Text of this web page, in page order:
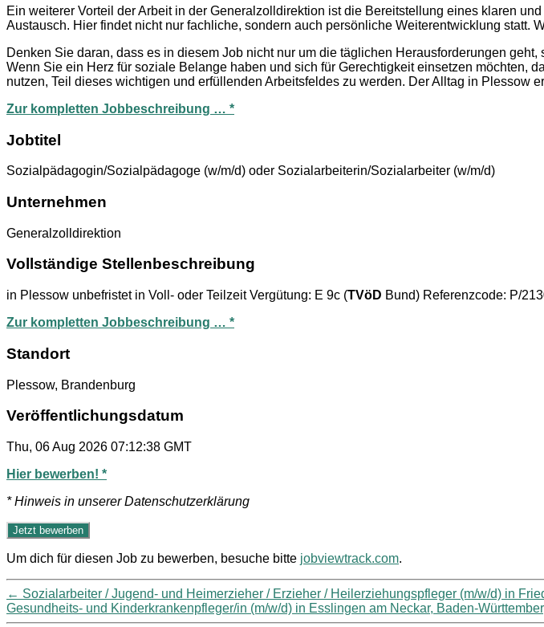
Ein weiterer Vorteil der Arbeit in der Generalzolldirektion ist die Bereitstellung eines klaren
Austausch. Hier findet nicht nur fachliche, sondern auch persönliche Weiterentwicklung
Denken Sie daran, dass es in diesem Job nicht nur um die täglichen Herausforderungen
Wenn Sie ein Herz für soziale Belange haben und sich für Gerechtigkeit einsetzen möchten,
nutzen, Teil dieses wichtigen und erfüllenden Arbeitsfeldes zu werden. Der Alltag in Plessow
Zur kompletten Jobbeschreibung … *
Jobtitel
Sozialpädagogin/Sozialpädagoge (w/m/d) oder Sozialarbeiterin/Sozialarbeiter (w/m/d)
Unternehmen
Generalzolldirektion
Vollständige Stellenbeschreibung
in Plessow unbefristet in Voll- oder Teilzeit Vergütung: E 9c (TVöD Bund) Referenzcode: P/
Zur kompletten Jobbeschreibung … *
Standort
Plessow, Brandenburg
Veröffentlichungsdatum
Thu, 06 Aug 2026 07:12:38 GMT
Hier bewerben! *
* Hinweis in unserer Datenschutzerklärung
Um dich für diesen Job zu bewerben, besuche bitte jobviewtrack.com.
← Sozialarbeiter / Jugend- und Heimerzieher / Erzieher / Heilerziehungspfleger (m/w/d) in
Gesundheits- und Kinderkrankenpfleger/in (m/w/d) in Esslingen am Neckar, Baden-